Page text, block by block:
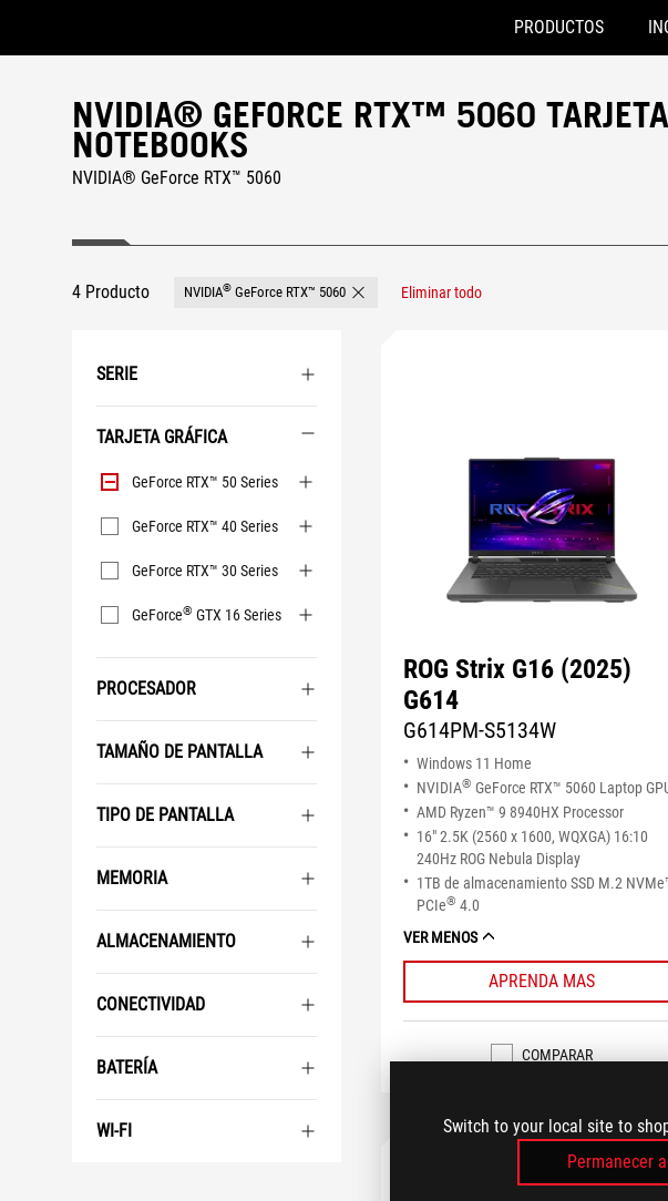
Switch to your local site to
Permanecer
Accessibility links
PRODUCTOS
NVIDIA® GEFORCE RTX™ 5060
NOTEBOOKS
NVIDIA® GeForce RTX™ 5060
4 Producto NVIDIA®GeForce RTX™ 5060 Remove NVIDIA® GeForce RTX™ 5060
Eliminar todo
SERIE
TARJETA GRÁFICA
Tarjeta
GráficaGeForce RTX™ 50 Series
GeForce RTX™ 40 Series
GeForce RTX™ 30 Series
GeForce® GTX 16 Series
PROCESADOR
TAMAÑO DE PANTALLA
TIPO DE PANTALLA
MEMORIA
ALMACENAMIENTO
CONECTIVIDAD
BATERÍA
WI-FI
ROG Strix G16 (2025)
G614
G614PM-S5134W
Windows 11 Home
NVIDIA® GeForce RTX™ 5060 Laptop
AMD Ryzen™ 9 8940HX Processor
16" 2.5K (2560 x 1600, WQXGA) 16:10
240Hz ROG Nebula Display
1TB de almacenamiento SSD M.2
PCIe® 4.0
VER MENOS
APRENDA MAS
COMPARAR